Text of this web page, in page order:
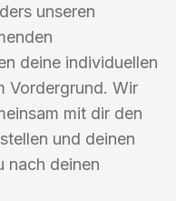
unseren
deine individuellen
Vordergrund. Wir
mit dir den
und deinen
nach deinen